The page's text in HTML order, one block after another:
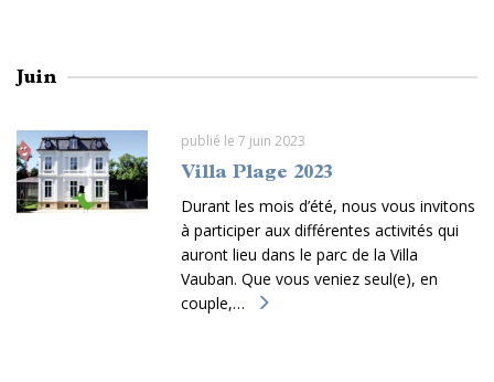
Juin
publié le 7 juin 2023
Villa Plage 2023
Durant les mois d’été, nous vous invitons
à participer aux différentes activités qui
auront lieu dans le parc de la Villa
Vauban. Que vous veniez seul(e), en
couple,…